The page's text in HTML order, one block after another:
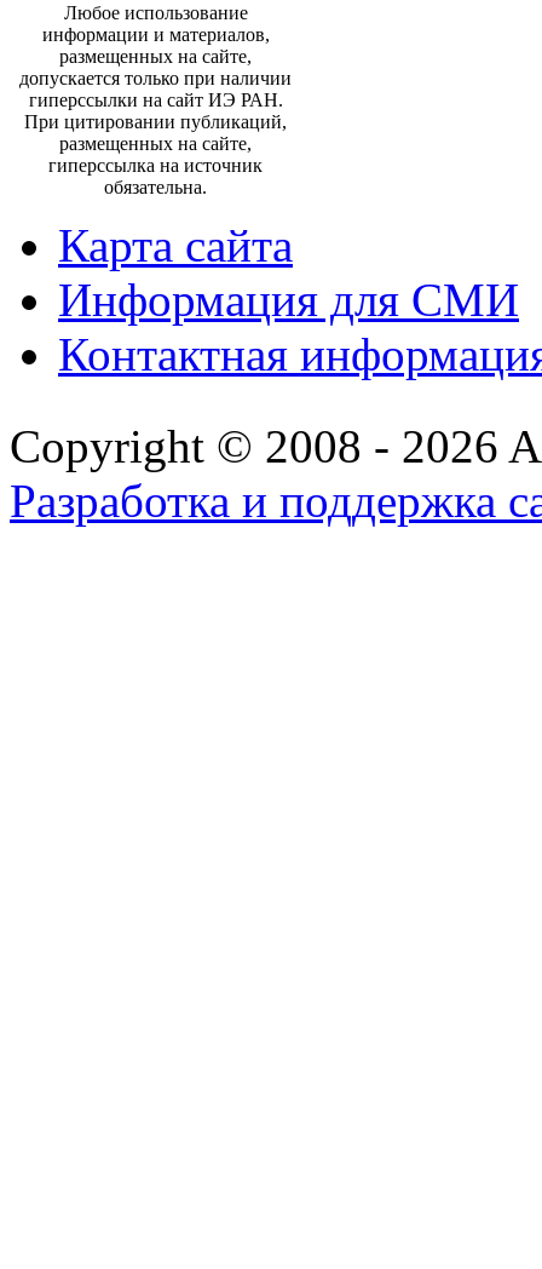
Любое использование
информации и материалов,
размещенных на сайте,
допускается только при наличии
гиперссылки на сайт ИЭ РАН.
При цитировании публикаций,
размещенных на сайте,
гиперссылка на источник
обязательна.
Карта сайта
Информация для СМИ
Контактная
Copyright © 2008 - 2026
Разработка и поддержка